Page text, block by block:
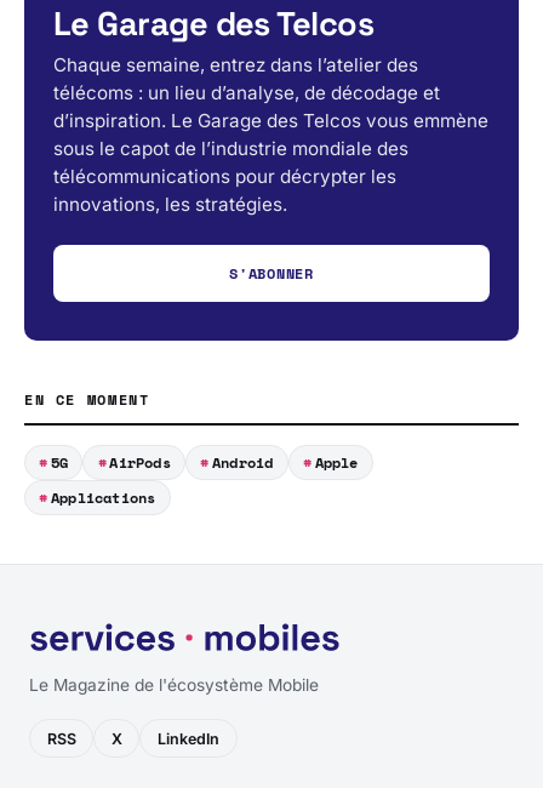
Le Garage des Telcos
Chaque semaine, entrez dans l’atelier des
télécoms : un lieu d’analyse, de décodage et
d’inspiration. Le Garage des Telcos vous emmène
sous le capot de l’industrie mondiale des
télécommunications pour décrypter les
innovations, les stratégies.
S'ABONNER
EN CE MOMENT
5G AirPods Android
Apple
Applications
Le Magazine de l'écosystème Mobile
RSS X LinkedIn